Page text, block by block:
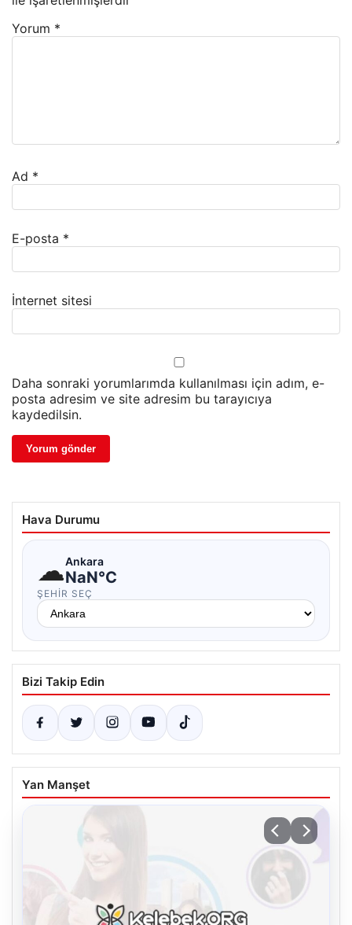
Yorum *
Ad *
E-posta *
İnternet sitesi
Daha sonraki yorumlarımda kullanılması için adım, e-
posta adresim ve site adresim bu tarayıcıya
kaydedilsin.
Hava Durumu
☁Ankara
NaN°C
ŞEHIR SEÇ
Bizi Takip Edin
Yan Manşet